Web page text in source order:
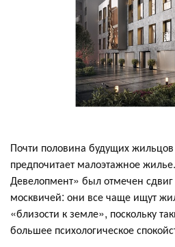
Почти половина будущих
предпочитает малоэтажное
Девелопмент» был отмечен
москвичей: они все чаще ищут
«близости к земле», поскольку
большее психологическое